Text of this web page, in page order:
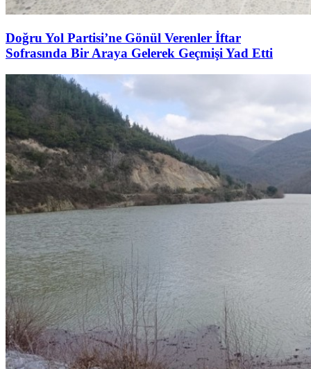
Doğru Yol Partisi’ne Gönül Verenler İftar
Sofrasında Bir Araya Gelerek Geçmişi Yad Etti